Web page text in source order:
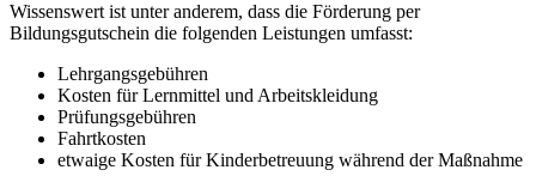
Wissenswert ist unter anderem, dass die Förderung per
Bildungsgutschein die folgenden Leistungen umfasst:
Lehrgangsgebühren
Kosten für Lernmittel und Arbeitskleidung
Prüfungsgebühren
Fahrtkosten
etwaige Kosten für Kinderbetreuung während der Maßnahme